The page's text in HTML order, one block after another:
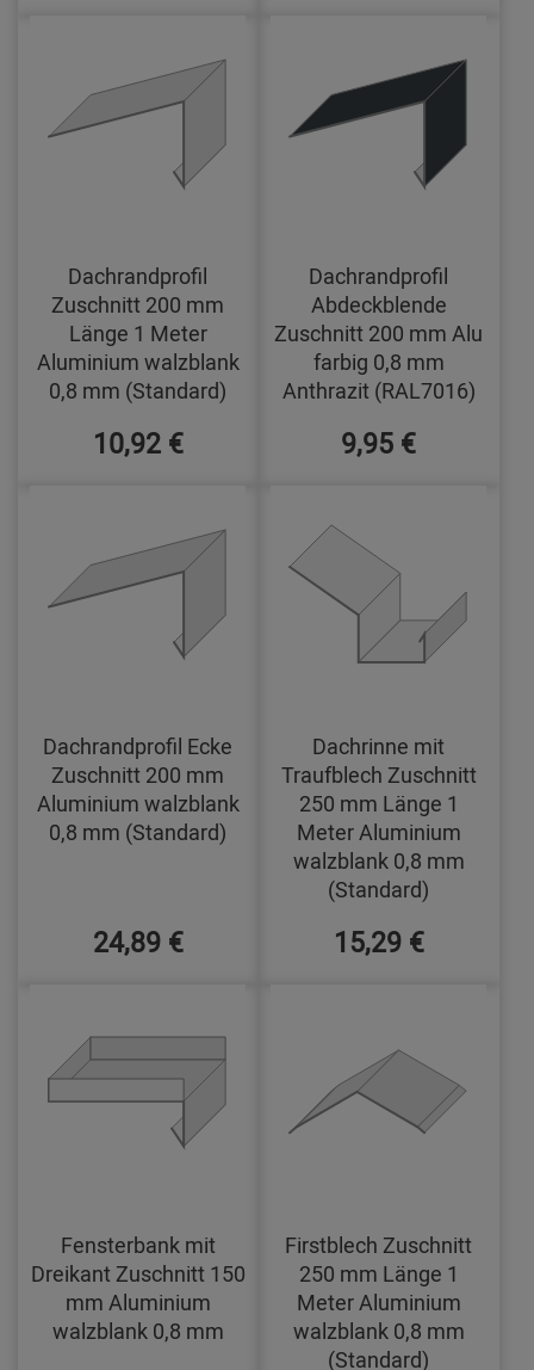
Dachrandprofil
Zuschnitt 200 mm
Länge 1 Meter
Aluminium walzblank
0,8 mm (Standard)
10,92 €
Dachrandprofil
Abdeckblende
Zuschnitt 200 mm Alu
farbig 0,8 mm
Anthrazit (RAL7016)
9,95 €
Dachrandprofil Ecke
Zuschnitt 200 mm
Aluminium walzblank
0,8 mm (Standard)
24,89 €
Dachrinne mit
Traufblech Zuschnitt
250 mm Länge 1
Meter Aluminium
walzblank 0,8 mm
(Standard)
15,29 €
Fensterbank mit
Dreikant Zuschnitt 150
mm Aluminium
walzblank 0,8 mm
Firstblech Zuschnitt
250 mm Länge 1
Meter Aluminium
walzblank 0,8 mm
(Standard)